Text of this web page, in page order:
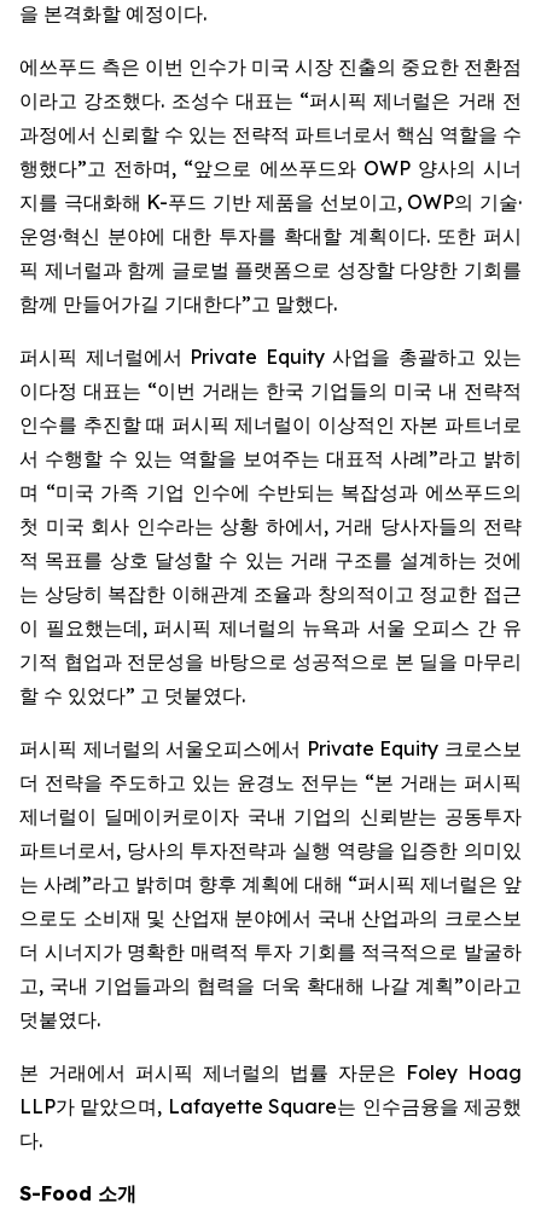
을 본격화할 예정이다.
에쓰푸드 측은 이번 인수가 미국 시장 진출의 중요한 전환점
이라고 강조했다. 조성수 대표는 “퍼시픽 제너럴은 거래 전
과정에서 신뢰할 수 있는 전략적 파트너로서 핵심 역할을 수
행했다”고 전하며, “앞으로 에쓰푸드와 OWP 양사의 시너
지를 극대화해 K-푸드 기반 제품을 선보이고, OWP의 기술·
운영·혁신 분야에 대한 투자를 확대할 계획이다. 또한 퍼시
픽 제너럴과 함께 글로벌 플랫폼으로 성장할 다양한 기회를
함께 만들어가길 기대한다”고 말했다.
퍼시픽 제너럴에서 Private Equity 사업을 총괄하고 있는
이다정 대표는 “이번 거래는 한국 기업들의 미국 내 전략적
인수를 추진할 때 퍼시픽 제너럴이 이상적인 자본 파트너로
서 수행할 수 있는 역할을 보여주는 대표적 사례”라고 밝히
며 “미국 가족 기업 인수에 수반되는 복잡성과 에쓰푸드의
첫 미국 회사 인수라는 상황 하에서, 거래 당사자들의 전략
적 목표를 상호 달성할 수 있는 거래 구조를 설계하는 것에
는 상당히 복잡한 이해관계 조율과 창의적이고 정교한 접근
이 필요했는데, 퍼시픽 제너럴의 뉴욕과 서울 오피스 간 유
기적 협업과 전문성을 바탕으로 성공적으로 본 딜을 마무리
할 수 있었다” 고 덧붙였다.
퍼시픽 제너럴의 서울오피스에서 Private Equity 크로스보
더 전략을 주도하고 있는 윤경노 전무는 “본 거래는 퍼시픽
제너럴이 딜메이커로이자 국내 기업의 신뢰받는 공동투자
파트너로서, 당사의 투자전략과 실행 역량을 입증한 의미있
는 사례”라고 밝히며 향후 계획에 대해 “퍼시픽 제너럴은 앞
으로도 소비재 및 산업재 분야에서 국내 산업과의 크로스보
더 시너지가 명확한 매력적 투자 기회를 적극적으로 발굴하
고, 국내 기업들과의 협력을 더욱 확대해 나갈 계획”이라고
덧붙였다.
본 거래에서 퍼시픽 제너럴의 법률 자문은 Foley Hoag
LLP가 맡았으며, Lafayette Square는 인수금융을 제공했
다.
S-Food 소개